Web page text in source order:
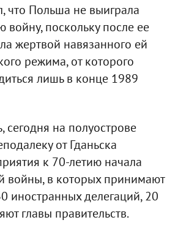
что Польша не выиграла
поскольку после ее
жертвой навязанного ей
режима, от которого
лишь в конце 1989
сегодня на полуострове
от Гданьска
к 70-летию начала
войны, в которых принимают
иностранных делегаций, 20
главы правительств.